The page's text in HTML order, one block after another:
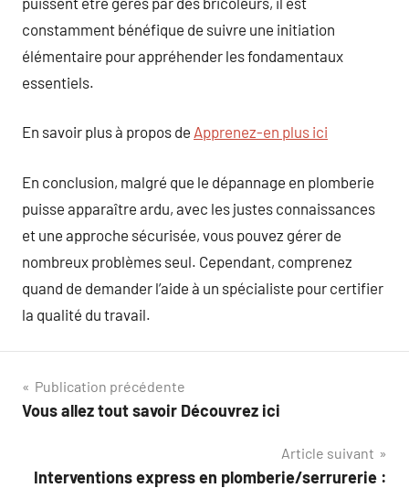
constamment bénéfique de suivre une initiation
élémentaire pour appréhender les fondamentaux
essentiels.
En savoir plus à propos de Apprenez-en plus ici
En conclusion, malgré que le dépannage en plomberie
puisse apparaître ardu, avec les justes connaissances
et une approche sécurisée, vous pouvez gérer de
nombreux problèmes seul. Cependant, comprenez
quand de demander l’aide à un spécialiste pour certifier
la qualité du travail.
Navigation
de
Publication précédente
Vous allez tout savoir Découvrez ici
Article suivant
Interventions express en plomberie/serrurerie :